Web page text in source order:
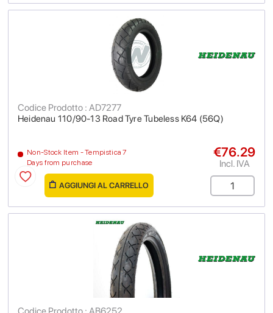
Heidenau 110/90-13 Road Tyre Tubeless K64 (56Q)
Codice Prodotto : AD7277
Non-Stock Item - Tempistica 7
Days from purchase
€76.29
Incl. IVA
AGGIUNGI AL CARRELLO